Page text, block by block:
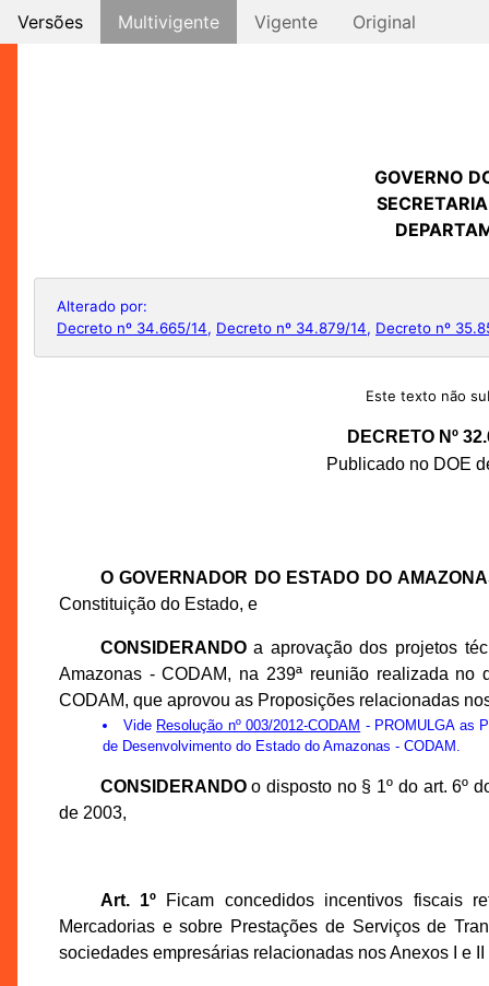
Versões Multivigente Vigente Original
GOVERNO
Alterado por:
Decreto nº 34.665/14, Decreto nº 34.879/14, Decreto nº
Este texto não
DECRETO Nº
Publicado no DOE
O GOVERNADOR DO ESTADO DO
Constituição do Estado, e
CONSIDERANDOa aprovação dos projetos
Amazonas - CODAM, na 239ª reunião realizada
CODAM, que aprovou as Proposições relacionadas
Vide Resolução nº 003/2012-CODAM - PROMULGA as
de Desenvolvimento do Estado do Amazonas - CODAM.
CONSIDERANDOo disposto no § 1º do art. 6º
de 2003,
Art. 1ºFicam concedidos incentivos fiscais
Mercadorias e sobre Prestações de Serviços de
sociedades empresárias relacionadas nos Anexos I e